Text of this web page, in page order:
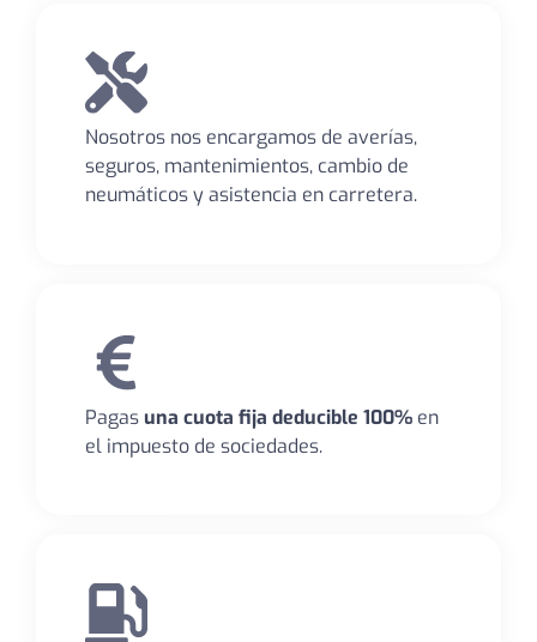
Nosotros nos encargamos de averías,
seguros, mantenimientos, cambio de
neumáticos y asistencia en carretera.
Pagasuna cuota fija deducible 100%en
el impuesto de sociedades.